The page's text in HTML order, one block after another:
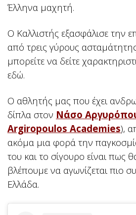
Έλληνα μαχητή.
Ο Καλλιστής εξασφάλισε την
από τρεις γύρους
μπορείτε να δείτε
εδώ.
Ο αθλητής μας που έχει
δίπλα στον Νάσο
Argiropoulos Academies),
ακόμα μια φορά την
του και το σίγουρο είναι πως
βλέπουμε να αγωνίζεται πιο
Ελλάδα.